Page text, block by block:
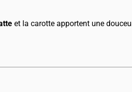
et la carotte apportent une